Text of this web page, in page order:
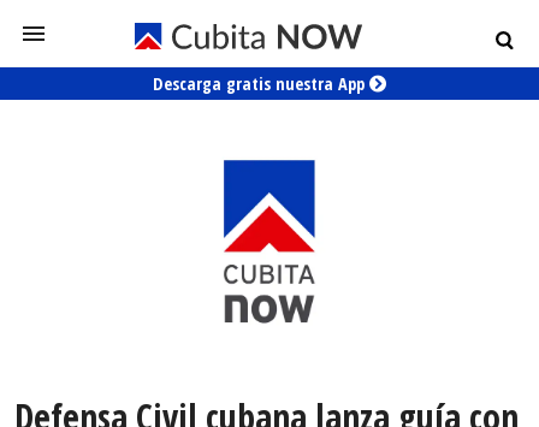
Descarga gratis nuestra App
Defensa Civil cubana lanza guía con